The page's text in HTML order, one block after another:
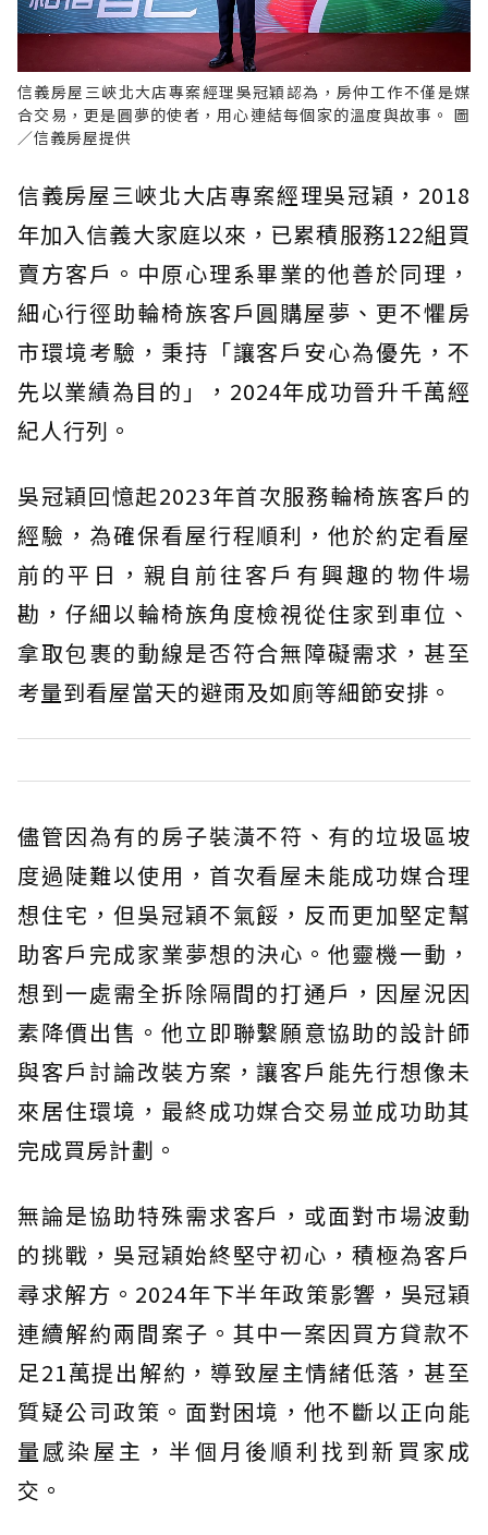
信義房屋三峽北大店專案經理吳冠穎認為，房仲工作不僅是媒
合交易，更是圓夢的使者，用心連結每個家的溫度與故事。 圖
／信義房屋提供
信義房屋三峽北大店專案經理吳冠穎，2018
年加入信義大家庭以來，已累積服務122組買
賣方客戶。中原心理系畢業的他善於同理，
細心行徑助輪椅族客戶圓購屋夢、更不懼房
市環境考驗，秉持「讓客戶安心為優先，不
先以業績為目的」，2024年成功晉升千萬經
紀人行列。
吳冠穎回憶起2023年首次服務輪椅族客戶的
經驗，為確保看屋行程順利，他於約定看屋
前的平日，親自前往客戶有興趣的物件場
勘，仔細以輪椅族角度檢視從住家到車位、
拿取包裹的動線是否符合無障礙需求，甚至
考量到看屋當天的避雨及如廁等細節安排。
儘管因為有的房子裝潢不符、有的垃圾區坡
度過陡難以使用，首次看屋未能成功媒合理
想住宅，但吳冠穎不氣餒，反而更加堅定幫
助客戶完成家業夢想的決心。他靈機一動，
想到一處需全拆除隔間的打通戶，因屋況因
素降價出售。他立即聯繫願意協助的設計師
與客戶討論改裝方案，讓客戶能先行想像未
來居住環境，最終成功媒合交易並成功助其
完成買房計劃。
無論是協助特殊需求客戶，或面對市場波動
的挑戰，吳冠穎始終堅守初心，積極為客戶
尋求解方。2024年下半年政策影響，吳冠穎
連續解約兩間案子。其中一案因買方貸款不
足21萬提出解約，導致屋主情緒低落，甚至
質疑公司政策。面對困境，他不斷以正向能
量感染屋主，半個月後順利找到新買家成
交。